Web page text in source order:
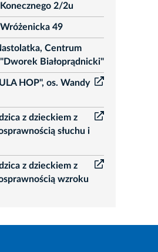
Konecznego 2/2u
Wróżenicka 49
Centrum
Białoprądnicki"
HOP", os. Wandy
z dzieckiem z
słuchu i
z dzieckiem z
wzroku